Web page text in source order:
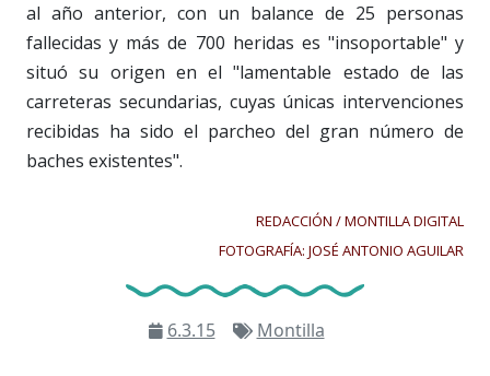
al año anterior, con un balance de 25 personas
fallecidas y más de 700 heridas es "insoportable" y
situó su origen en el "lamentable estado de las
carreteras secundarias, cuyas únicas intervenciones
recibidas ha sido el parcheo del gran número de
baches existentes".
REDACCIÓN / MONTILLA DIGITAL
FOTOGRAFÍA: JOSÉ ANTONIO AGUILAR
6.3.15 Montilla